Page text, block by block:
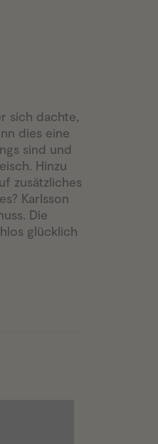
sich dachte,
dies eine
sind und
Hinzu
zusätzliches
Karlsson
Die
glücklich